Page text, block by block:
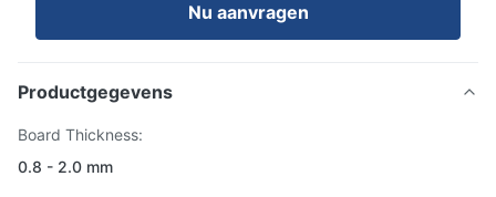
Nu aanvragen
Productgegevens
Board Thickness:
0.8 - 2.0 mm